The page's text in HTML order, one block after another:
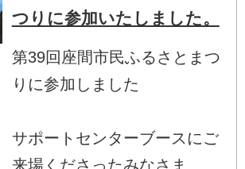
つりに参加いたしました。
第39回座間市民ふるさとまつ
りに参加しました
サポートセンターブースにご
来場くださったみなさま、